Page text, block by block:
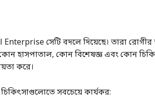
সেটি বদলে দিয়েছে। তারা রোগীর
হাসপাতাল, কোন বিশেষজ্ঞ এবং কোন
করে।
চিকিৎসাগুলোতে সবচেয়ে কার্যকর: